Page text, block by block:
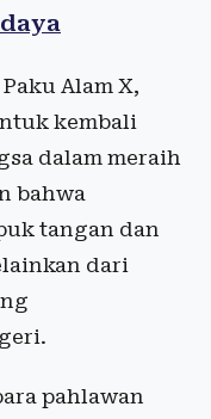
Alam X,
kembali
dalam meraih
bahwa
tangan dan
dari
pahlawan